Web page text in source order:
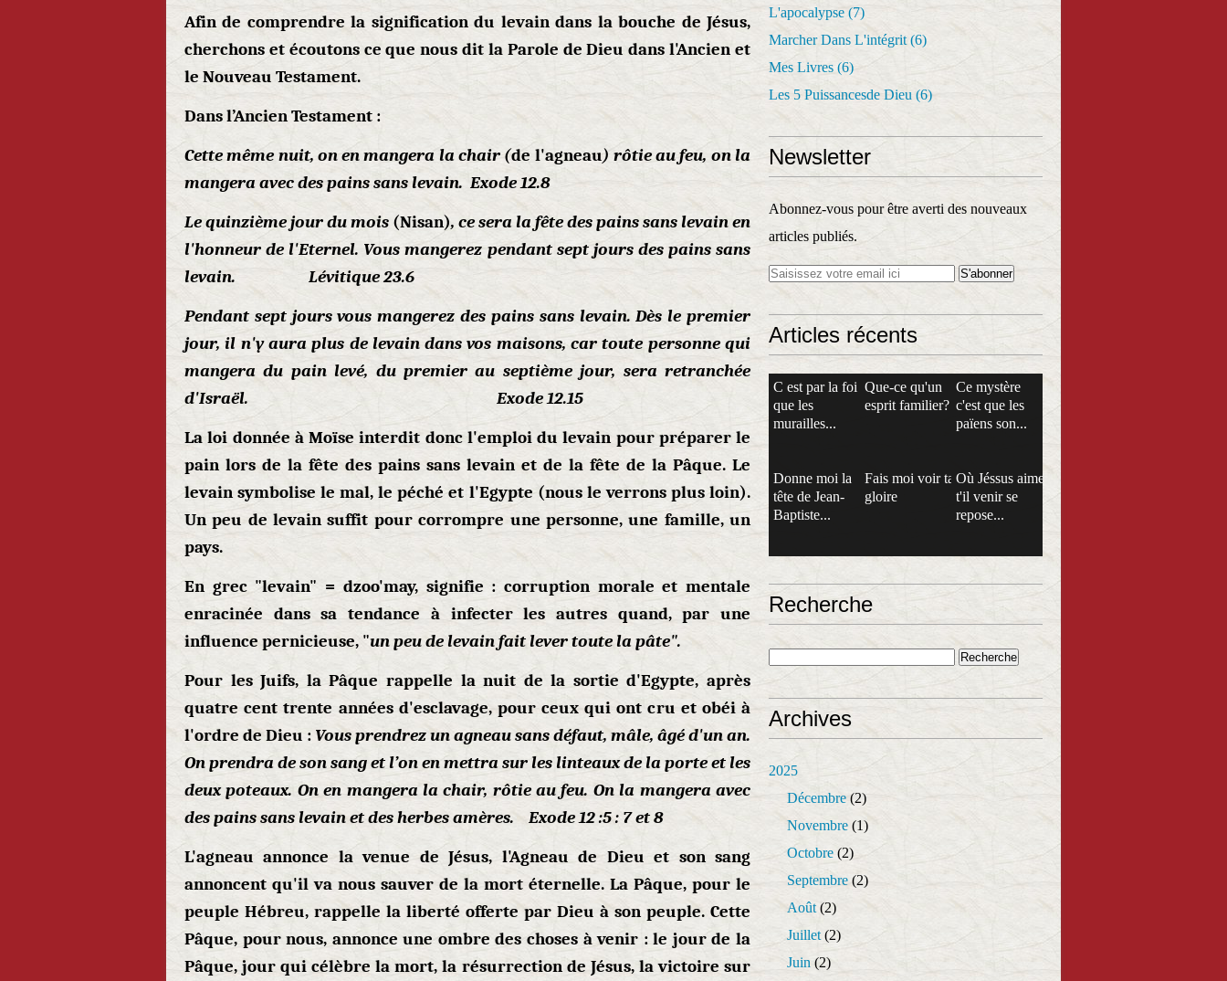
Afin de comprendre la signification du levain dans la bouche de Jésus,
cherchons et écoutons ce que nous dit la Parole de Dieu dans l'Ancien et
le Nouveau Testament.
Dans l’Ancien Testament :
Cette même nuit, on en mangera la chair (de l'agneau) rôtie au feu, on la
mangera avec des pains sans levain. Exode 12.8
Le quinzième jour du mois (Nisan), ce sera la fête des pains sans levain en
l'honneur de l'Eternel. Vous mangerez pendant sept jours des pains sans
levain. Lévitique 23.6
Pendant sept jours vous mangerez des pains sans levain. Dès le premier
jour, il n'y aura plus de levain dans vos maisons, car toute personne qui
mangera du pain levé, du premier au septième jour, sera retranchée
d'Israël. Exode 12.15
La loi donnée à Moïse interdit donc l'emploi du levain pour préparer le
pain lors de la fête des pains sans levain et de la fête de la Pâque. Le
levain symbolise le mal, le péché et l'Egypte (nous le verrons plus loin).
Un peu de levain suffit pour corrompre une personne, une famille, un
pays.
En grec "levain" = dzoo'may, signifie : corruption morale et mentale
enracinée dans sa tendance à infecter les autres quand, par une
influence pernicieuse, "un peu de levain fait lever toute la pâte".
Pour les Juifs, la Pâque rappelle la nuit de la sortie d'Egypte, après
quatre cent trente années d'esclavage, pour ceux qui ont cru et obéi à
l'ordre de Dieu : Vous prendrez un agneau sans défaut, mâle, âgé d'un an.
On prendra de son sang et l’on en mettra sur les linteaux de la porte et les
deux poteaux. On en mangera la chair, rôtie au feu. On la mangera avec
des pains sans levain et des herbes amères. Exode 12 :5 : 7 et 8
L'agneau annonce la venue de Jésus, l'Agneau de Dieu et son sang
annoncent qu'il va nous sauver de la mort éternelle. La Pâque, pour le
peuple Hébreu, rappelle la liberté offerte par Dieu à son peuple. Cette
Pâque, pour nous, annonce une ombre des choses à venir : le jour de la
Pâque, jour qui célèbre la mort, la résurrection de Jésus, la victoire sur
L'apocalypse (7)
Marcher Dans L'intégrit (6)
Mes Livres (6)
Les 5 Puissancesde Dieu (6)
Newsletter
Abonnez-vous pour être averti des nouveaux
articles publiés.
Articles récents
C est par la foi
que les
murailles...
Que-ce qu'un
esprit familier?
Ce mystère
c'est que les
païens son...
Donne moi la
tête de Jean-
Baptiste...
Fais moi voir ta
gloire
Où Jéssus aime
t'il venir se
repose...
Recherche
Archives
2025
Décembre (2)
Novembre (1)
Octobre (2)
Septembre (2)
Août (2)
Juillet (2)
Juin (2)